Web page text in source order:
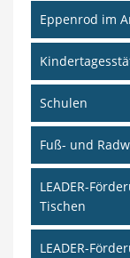
Eppenrod im
Schulen
Fuß- und
LEADER-
Tischen
LEADER-